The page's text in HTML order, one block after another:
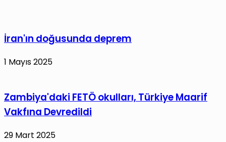
İran'ın doğusunda deprem
1 Mayıs 2025
Zambiya'daki FETÖ okulları, Türkiye Maarif
Vakfına Devredildi
29 Mart 2025